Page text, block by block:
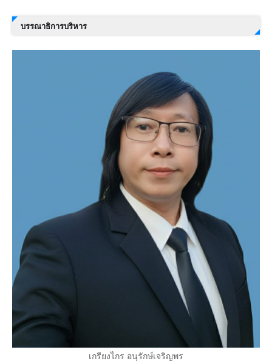
บรรณาธิการบริหาร
เกรียงไกร อนุรักษ์เจริญพร